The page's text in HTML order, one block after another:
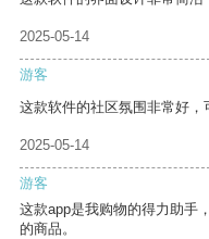
2025-05-14
游客
这款软件的社区氛围非常好，
2025-05-14
游客
这款app是我购物的得力助手
的商品。